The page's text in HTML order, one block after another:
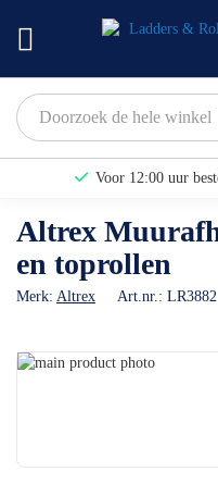
Voor 12:00 uur
Bekijk
Binnen 1
Altrex
en toprollen
Merk: Altrex Art.nr.: LR3882
Ga